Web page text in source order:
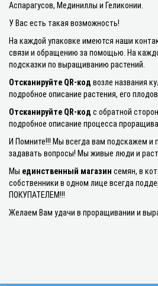
Аспарагусов, Мединиллы и Геликонии.
У Вас есть такая возможность!
На каждой упаковке имеются наши
связи и обращению за помощью. На
подсказки по выращиванию растений.
Отсканируйте QR-код возле названия
подробное описание растения, его
Отсканируйте QR-код с обратной
подробное описание процесса
И Помните!!! Мы всегда вам подскажем и
задавать вопросы! Мы живые люди и
Мы единственный магазин семян, в
собственники в одном лице всегда
ПОКУПАТЕЛЕМ!!!
Желаем Вам удачи в проращивании и